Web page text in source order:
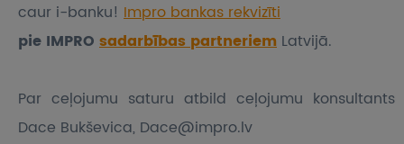
caur i-banku! Impro bankas rekvizīti
pie IMPRO sadarbības partneriem Latvijā.
Par ceļojumu saturu atbild ceļojumu konsultants
Dace Bukševica, Dace@impro.lv